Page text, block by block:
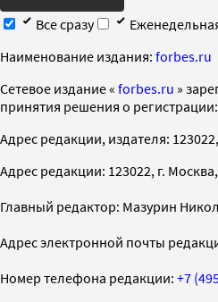
Все сразу
Наименование издания: forbes.ru
Cетевое издание « forbes.ru »
принятия решения о
Адрес редакции, издателя:
Адрес редакции: 123022, г.
Главный редактор: Мазурин
Адрес электронной почты
Номер телефона редакции: +7